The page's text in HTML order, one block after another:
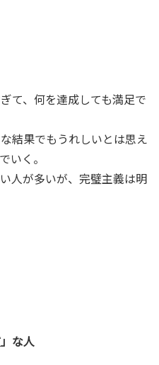
て、何を達成しても満足で
結果でもうれしいとは思え
いく。
人が多いが、完璧主義は明
な人